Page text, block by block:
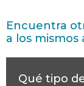
Encuentra
a los
Qué tipo